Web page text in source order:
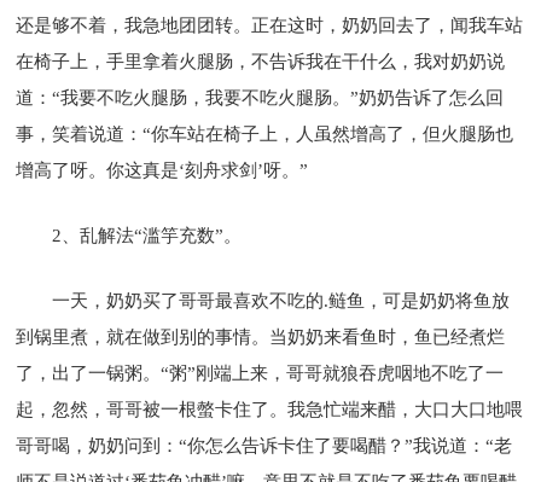
还是够不着，我急地团团转。正在这时，奶奶回去了，闻我车站
在椅子上，手里拿着火腿肠，不告诉我在干什么，我对奶奶说
道：“我要不吃火腿肠，我要不吃火腿肠。”奶奶告诉了怎么回
事，笑着说道：“你车站在椅子上，人虽然增高了，但火腿肠也
增高了呀。你这真是‘刻舟求剑’呀。”
2、乱解法“滥竽充数”。
一天，奶奶买了哥哥最喜欢不吃的.鲢鱼，可是奶奶将鱼放
到锅里煮，就在做到别的事情。当奶奶来看鱼时，鱼已经煮烂
了，出了一锅粥。“粥”刚端上来，哥哥就狼吞虎咽地不吃了一
起，忽然，哥哥被一根螫卡住了。我急忙端来醋，大口大口地喂
哥哥喝，奶奶问到：“你怎么告诉卡住了要喝醋？”我说道：“老